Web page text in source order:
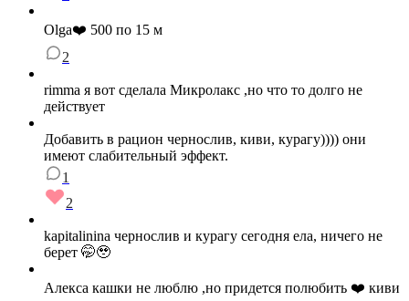
Olga❤️ 500 по 15 м
2
rimma я вот сделала Микролакс ,но что то долго не
действует
Добавить в рацион чернослив, киви, курагу)))) они
имеют слабительный эффект.
1
2
kapitalinina чернослив и курагу сегодня ела, ничего не
берет 🤭🥹
Алекса кашки не люблю ,но придется полюбить ❤️ киви